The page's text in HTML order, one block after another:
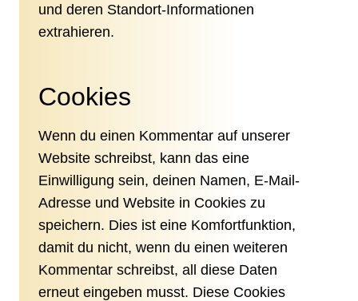
und deren Standort-Informationen
extrahieren.
Cookies
Wenn du einen Kommentar auf unserer
Website schreibst, kann das eine
Einwilligung sein, deinen Namen, E-Mail-
Adresse und Website in Cookies zu
speichern. Dies ist eine Komfortfunktion,
damit du nicht, wenn du einen weiteren
Kommentar schreibst, all diese Daten
erneut eingeben musst. Diese Cookies